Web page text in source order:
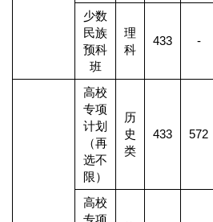
少数
民族
预科
班
理
科
433 -
高校
专项
计划
（再
选不
限）
历
史
类
433 572
高校
专项